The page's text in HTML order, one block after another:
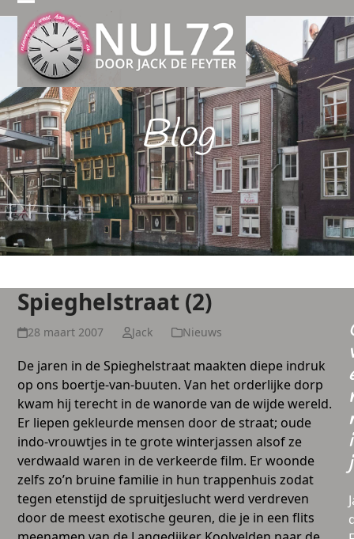
Open
mobile
menu
Close
mobile
menu
Blog
Spieghelstraat (2)
28 maart 2007 Jack Nieuws
De jaren in de Spieghelstraat maakten diepe indruk
op ons boertje-van-buuten. Van het orderlijke dorp
kwam hij terecht in de wanorde van de wijde wereld.
Er liepen gekleurde mensen door de straat; oude
indo-vrouwtjes in te grote winterjassen alsof ze
verdwaald waren in de verkeerde film. Er woonde
zelfs zo’n bruine familie in hun trappenhuis zodat
tegen etenstijd de spruitjeslucht werd verdreven
door de meest exotische geuren, die je in een flits
i
j